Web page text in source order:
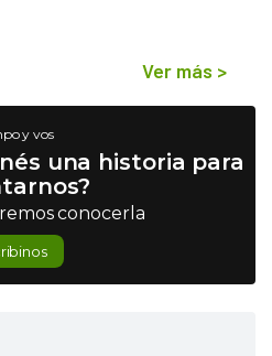
Ver más >
y vos
una historia para
conocerla